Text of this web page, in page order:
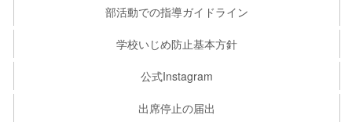
部活動での指導ガイドライン
学校いじめ防止基本方針
公式Instagram
出席停止の届出